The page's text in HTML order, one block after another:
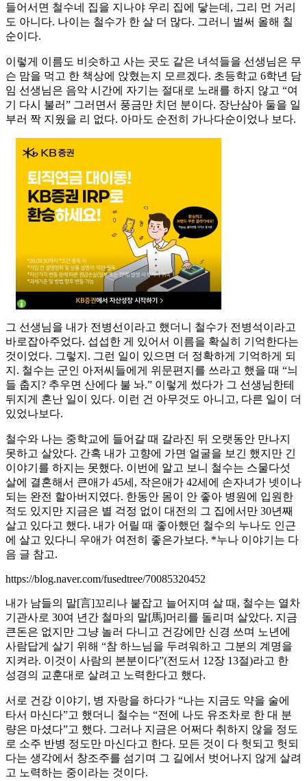
들어서면 철수네 집을 지나야 우리 집에 닿는데, 그리 먼 거리
도 아니다. 나이는 철수가 한 살 더 많다. 그러니 벌써 올해 칠
순이다.
이렇게 이름도 비슷하고 사는 곳도 같은 녀석들을 선생님은 무
슨 맘을 먹고 한 책상에 앉혔는지 모르겠다. 초등학교 6학년 담
임 선생님은 음악 시간에 자기는 절대로 노래를 하지 않고 “여
기 다시 불러” 그러면서 풍금만 치던 분이다. 장난삼아 둘을 일
부러 짝 지웠을 리 없다. 아마도 순전히 가나다순이었나 보다.
그 선생님을 내가 전병선이라고 했더니 철수가 전병석이라고
바로잡아주었다. 섭섭한 게 있어서 이름을 확실히 기억한다는
것이었다. 그렇지. 그런 일이 있으면 더 정확하게 기억하게 되
지. 철수는 군인 아저씨들에게 위문편지를 쓰라고 했을 때 “늬
들 춥지? 추우면 산에다 불 놔.” 이렇게 썼다가 그 선생님한테
뒤지게 혼난 일이 있다. 이런 건 아무것도 아니고, 다른 일이 더
있었나보다.
철수와 나는 중학교에 들어갈 때 갈라진 뒤 오랫동안 만나지
못하고 살았다. 간혹 내가 고향에 가면 얼굴을 보긴 했지만 긴
이야기를 하지는 못했다. 이번에 알고 보니 철수는 스물다섯
살에 결혼해서 큰애가 45세, 작은애가 42세에 손자녀가 넷이나
되는 완전 할아버지였다. 한동안 몸이 안 좋아 병원에 입원한
적도 있지만 지금은 별 걱정 없이 대전의 그 집에서만 30년째
살고 있다고 했다. 내가 어릴 때 좋아했던 철수의 누나도 인근
에 살고 있다니 우애가 여전히 좋은가보다. *누나 이야기는 다
음 글 참고.
https://blog.naver.com/fusedtree/70085320452
내가 남들의 말[言]꼬리나 붙잡고 늘어지며 살 때, 철수는 열차
기관사로 30여 년간 철마의 말[馬]머리를 돌리며 살았다. 지금
큰돈은 없지만 그냥 놀러 다니고 건강에만 신경 쓰며 노년에
사람답게 살기 위해 “참 하느님을 두려워하고 그분의 계명을
지켜라. 이것이 사람의 본분이다”(전도서 12장 13절)라고 한
성경의 교훈대로 살려고 노력한다고 했다.
서로 건강 이야기, 병 자랑을 하다가 “나는 지금도 약을 술에
타서 마신다”고 했더니 철수는 “전에 나도 유조차로 한 대 분
량은 마셨다”고 했다. 그러나 지금은 어쩌다 취하지 않을 정도
로 소주 반병 정도만 마신다고 한다. 모든 것이 다 헛되고 헛되
다는 생각에서 창조주를 섬기며 그 길에서 벗어나지 않게 살려
고 노력하는 중이라는 것이다.